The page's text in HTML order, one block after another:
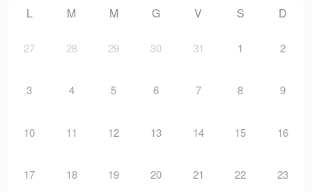
L M M G V S D
27 28 29 30 31 1 2
3 4 5 6 7 8 9
10 11 12 13 14 15 16
17 18 19 20 21 22 23